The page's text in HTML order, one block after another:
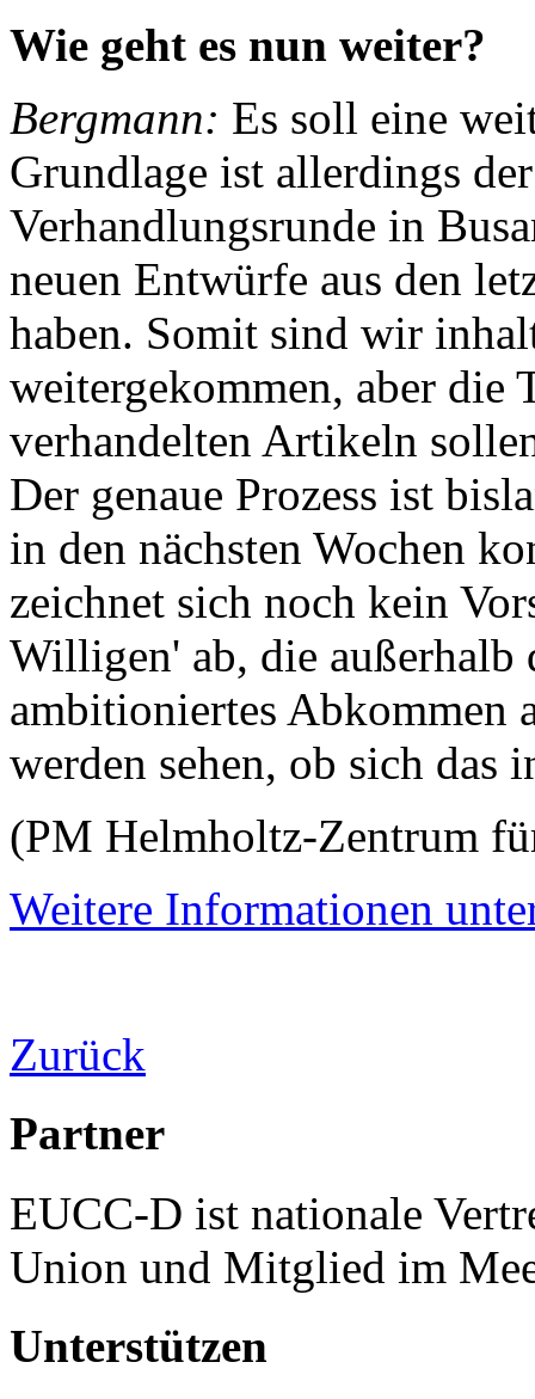
Wie geht es nun weiter?
Bergmann: Es soll eine
Grundlage ist allerdings
Verhandlungsrunde in
neuen Entwürfe aus den
haben. Somit sind wir
weitergekommen, aber die
verhandelten Artikeln
Der genaue Prozess ist
in den nächsten Wochen
zeichnet sich noch kein
Willigen' ab, die außerhalb
ambitioniertes Abkommen
werden sehen, ob sich das
(PM Helmholtz-Zentrum
Weitere Informationen
Zurück
Partner
EUCC-D ist nationale
Union und Mitglied im
Unterstützen